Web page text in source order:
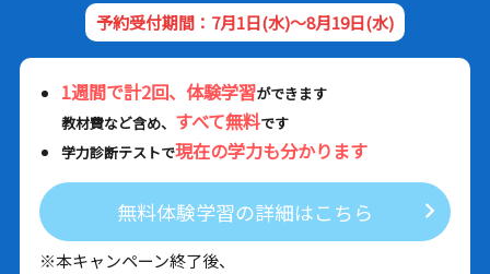
予約受付期間：7月1日(水)～8月19日(水)
1週間で計2回、体験学習ができます
教材費など含め、 すべて無料です
学力診断テストで現在の学力も分かります
無料体験学習の詳細はこちら
※本キャンペーン終了後、